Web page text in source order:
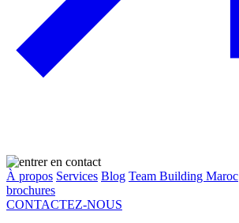
À propos Services Blog Team Building Maroc
brochures
CONTACTEZ-NOUS